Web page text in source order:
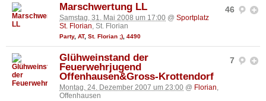
46
Marschwertung LL
Samstag, 31. Mai 2008 um 17:00 @ Sportplatz
St. Florian, St. Florian
Party, AT, St. Florian ;) 4490
7
Glühweinstand der
Feuerwehrjugend
Offenhausen&Gross-Krottendorf
Montag, 24. Dezember 2007 um 23:00 @ Florian,
Offenhausen